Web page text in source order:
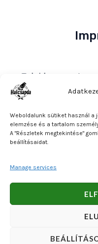
Weboldalunk sütiket használ a
elemzése és a tartalom
A "Részletek megtekintése"
beállításaidat.
Manage services
Tulajdonos
: Bakos
Székhely és
Közösségi
Bankszámlaszám:
by Bakos